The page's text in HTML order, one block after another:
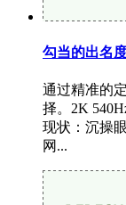
勾当的出名
通过精准的
择。2K
现状：沉操
网...